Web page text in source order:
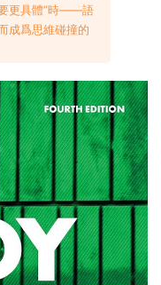
更具體”時——語
成爲思維碰撞的